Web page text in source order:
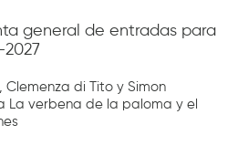
general de entradas para
Clemenza di Tito y Simon
La verbena de la paloma y el